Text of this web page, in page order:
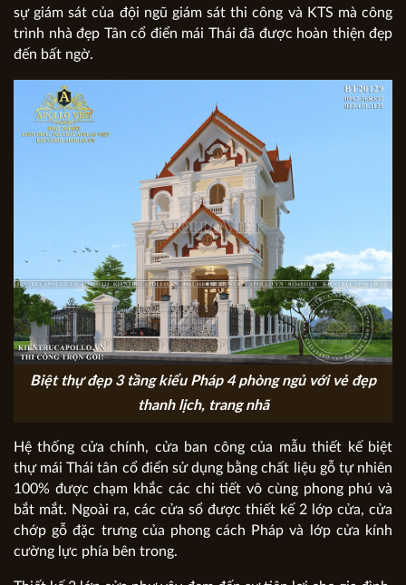
sự giám sát của đội ngũ giám sát thi công và KTS mà công
trình nhà đẹp Tân cổ điển mái Thái đã được hoàn thiện đẹp
đến bất ngờ.
Biệt thự đẹp 3 tầng kiểu Pháp 4 phòng ngủ với vẻ đẹp
thanh lịch, trang nhã
Hệ thống cửa chính, cửa ban công của mẫu thiết kế biệt
thự mái Thái tân cổ điển sử dụng bằng chất liệu gỗ tự nhiên
100% được chạm khắc các chi tiết vô cùng phong phú và
bắt mắt. Ngoài ra, các cửa sổ được thiết kế 2 lớp cửa, cửa
chớp gỗ đặc trưng của phong cách Pháp và lớp cửa kính
cường lực phía bên trong.